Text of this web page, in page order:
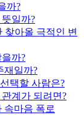
까?
일까?
찾아올 극적인 변
까?
재일까?
택할 사람은?
계가 되려면?
속마음 폭로